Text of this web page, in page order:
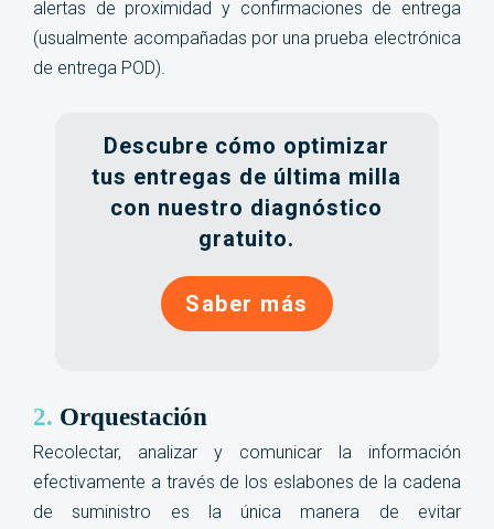
alertas de proximidad y confirmaciones de entrega
(usualmente acompañadas por una prueba electrónica
de entrega POD).
Descubre cómo optimizar
tus entregas de última milla
con nuestro diagnóstico
gratuito.
Saber más
2. Orquestación
Recolectar, analizar y comunicar la información
efectivamente a través de los eslabones de la cadena
de suministro es la única manera de evitar